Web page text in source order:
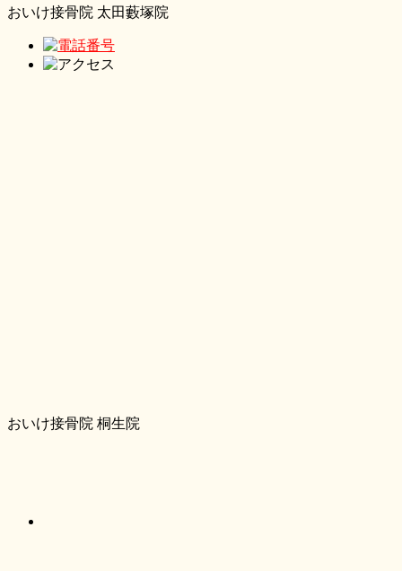
おいけ接骨院 太田藪塚院
おいけ接骨院 桐生院